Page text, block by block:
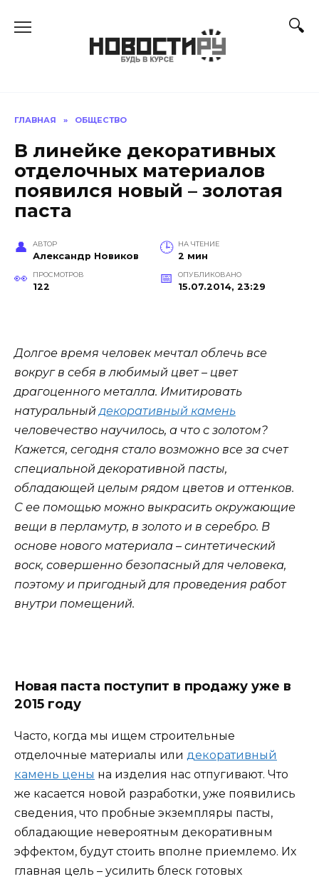
ГЛАВНАЯ » ОБЩЕСТВО
В линейке декоративных
отделочных материалов
появился новый – золотая
паста
АВТОР
Александр Новиков
НА ЧТЕНИЕ
2 мин
ПРОСМОТРОВ
122
ОПУБЛИКОВАНО
15.07.2014, 23:29
Долгое время человек мечтал облечь все
вокруг в себя в любимый цвет – цвет
драгоценного металла. Имитировать
натуральный декоративный камень
человечество научилось, а что с золотом?
Кажется, сегодня стало возможно все за счет
специальной декоративной пасты,
обладающей целым рядом цветов и оттенков.
С ее помощью можно выкрасить окружающие
вещи в перламутр, в золото и в серебро. В
основе нового материала – синтетический
воск, совершенно безопасный для человека,
поэтому и пригодный для проведения работ
внутри помещений.
Новая паста поступит в продажу уже в
2015 году
Часто, когда мы ищем строительные
отделочные материалы или декоративный
камень цены на изделия нас отпугивают. Что
же касается новой разработки, уже появились
сведения, что пробные экземпляры пасты,
обладающие невероятным декоративным
эффектом, будут стоить вполне приемлемо. Их
главная цель – усилить блеск готовых